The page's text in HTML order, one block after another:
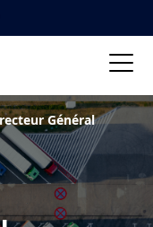
Général